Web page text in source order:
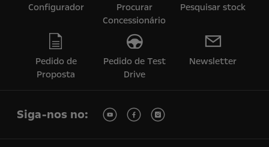
Configurador
Procurar
Concessionário
Pesquisar stock
Pedido de
Proposta
Pedido de Test
Drive
Newsletter
Siga-nos no: